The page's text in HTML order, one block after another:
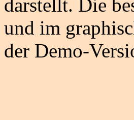
darstellt. Die
und im
der Demo-